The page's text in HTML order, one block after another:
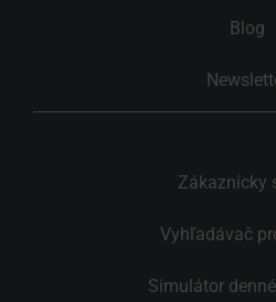
Blog
Zákaznícky
Vyhľadávač
Simulátor